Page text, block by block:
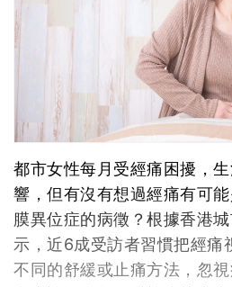
都市女性每月受經痛困擾，
響，但有沒有想過經痛有可
膜異位症的病徵？根據香港
示，近6成受訪者習慣把經痛
不同的舒緩或止痛方法，忽